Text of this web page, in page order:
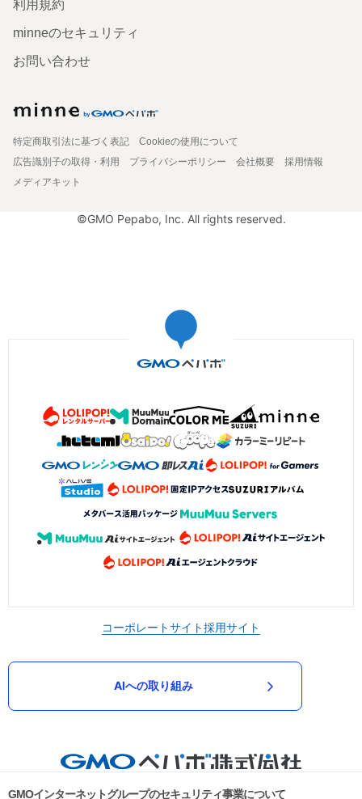
利用規約
minneのセキュリティ
お問い合わせ
特定商取引法に基づく表記
Cookieの使用について
広告識別子の取得・利用
プライバシーポリシー 会社概要
採用情報
メディアキット
©GMO Pepabo, Inc. All rights reserved.
コーポレートサイト採用サイト
AIへの取り組み
GMOインターネットグループのセキュリティ事業について